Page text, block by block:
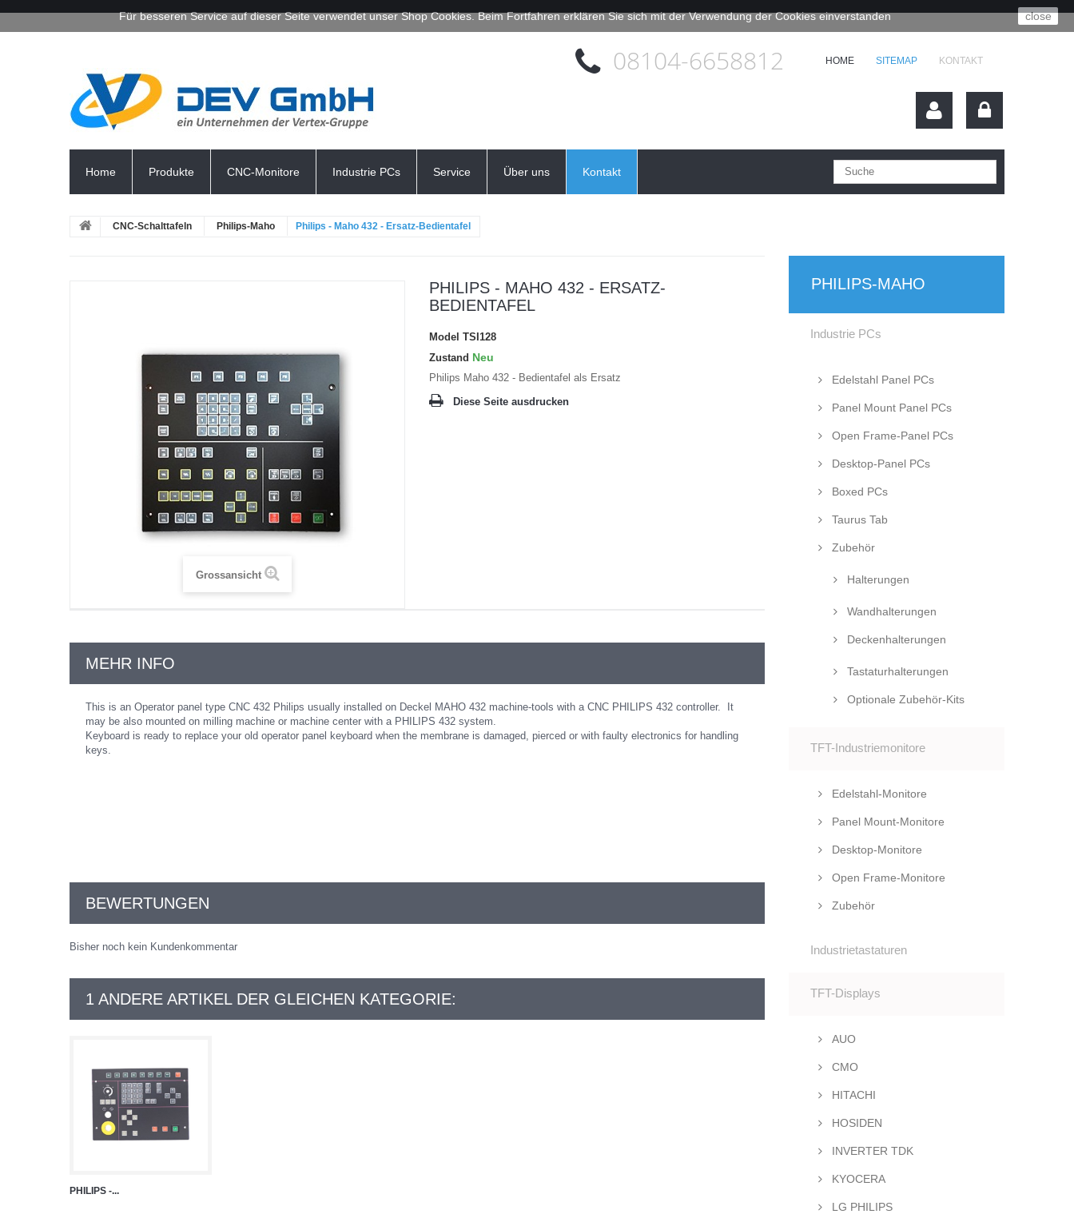
HOME SITEMAP KONTAKT
08104-6658812
Home Produkte CNC-Monitore Industrie PCs Service Über uns Kontakt
CNC-Schalttafeln Philips-Maho Philips - Maho 432 - Ersatz-Bedientafel
Grossansicht
PHILIPS - MAHO 432 - ERSATZ-
BEDIENTAFEL
Model TSI128
Zustand Neu
Philips Maho 432 - Bedientafel als Ersatz
Diese Seite ausdrucken
MEHR INFO
This is an Operator panel type CNC 432 Philips usually installed on Deckel MAHO 432 machine-tools with a CNC PHILIPS 432 controller. It
may be also mounted on milling machine or machine center with a PHILIPS 432 system.
Keyboard is ready to replace your old operator panel keyboard when the membrane is damaged, pierced or with faulty electronics for handling
keys.
BEWERTUNGEN
Bisher noch kein Kundenkommentar
1 ANDERE ARTIKEL DER GLEICHEN KATEGORIE:
PHILIPS -...
PHILIPS-MAHO
Industrie PCs
Edelstahl Panel PCs
Panel Mount Panel PCs
Open Frame-Panel PCs
Desktop-Panel PCs
Boxed PCs
Taurus Tab
Zubehör
Halterungen
Wandhalterungen
Deckenhalterungen
Tastaturhalterungen
Optionale Zubehör-Kits
TFT-Industriemonitore
Edelstahl-Monitore
Panel Mount-Monitore
Desktop-Monitore
Open Frame-Monitore
Zubehör
Industrietastaturen
TFT-Displays
AUO
CMO
HITACHI
HOSIDEN
INVERTER TDK
KYOCERA
LG PHILIPS
Für besseren Service auf dieser Seite verwendet unser Shop Cookies. Beim Fortfahren erklären Sie sich mit der Verwendung der Cookies einverstanden close